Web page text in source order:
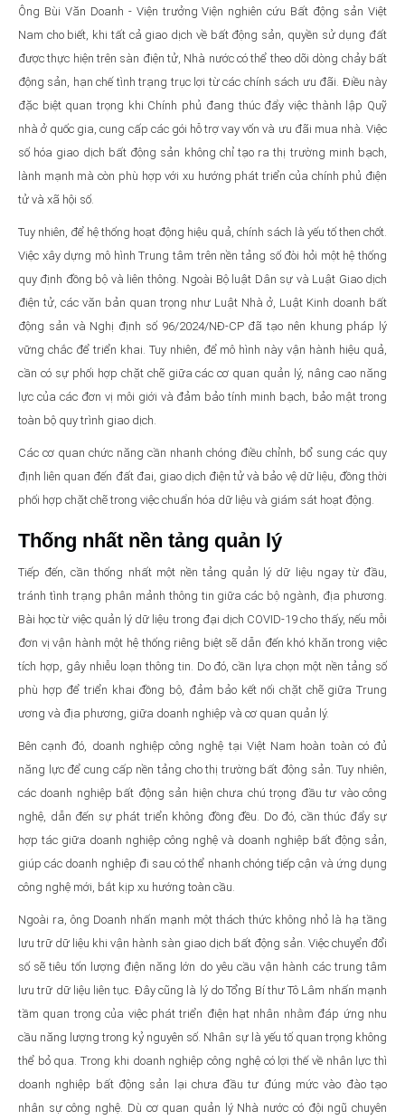
Ông Bùi Văn Doanh - Viện trưởng Viện nghiên cứu Bất động sản Việt
Nam cho biết, khi tất cả giao dịch về bất động sản, quyền sử dụng đất
được thực hiện trên sàn điện tử, Nhà nước có thể theo dõi dòng chảy bất
động sản, hạn chế tình trạng trục lợi từ các chính sách ưu đãi. Điều này
đặc biệt quan trọng khi Chính phủ đang thúc đẩy việc thành lập Quỹ
nhà ở quốc gia, cung cấp các gói hỗ trợ vay vốn và ưu đãi mua nhà. Việc
số hóa giao dịch bất động sản không chỉ tạo ra thị trường minh bạch,
lành mạnh mà còn phù hợp với xu hướng phát triển của chính phủ điện
tử và xã hội số.
Tuy nhiên, để hệ thống hoạt động hiệu quả, chính sách là yếu tố then chốt.
Việc xây dựng mô hình Trung tâm trên nền tảng số đòi hỏi một hệ thống
quy định đồng bộ và liên thông. Ngoài Bộ luật Dân sự và Luật Giao dịch
điện tử, các văn bản quan trọng như Luật Nhà ở, Luật Kinh doanh bất
động sản và Nghị định số 96/2024/NĐ-CP đã tạo nên khung pháp lý
vững chắc để triển khai. Tuy nhiên, để mô hình này vận hành hiệu quả,
cần có sự phối hợp chặt chẽ giữa các cơ quan quản lý, nâng cao năng
lực của các đơn vị môi giới và đảm bảo tính minh bạch, bảo mật trong
toàn bộ quy trình giao dịch.
Các cơ quan chức năng cần nhanh chóng điều chỉnh, bổ sung các quy
định liên quan đến đất đai, giao dịch điện tử và bảo vệ dữ liệu, đồng thời
phối hợp chặt chẽ trong việc chuẩn hóa dữ liệu và giám sát hoạt động.
Thống nhất nền tảng quản lý
Tiếp đến, cần thống nhất một nền tảng quản lý dữ liệu ngay từ đầu,
tránh tình trạng phân mảnh thông tin giữa các bộ ngành, địa phương.
Bài học từ việc quản lý dữ liệu trong đại dịch COVID-19 cho thấy, nếu mỗi
đơn vị vận hành một hệ thống riêng biệt sẽ dẫn đến khó khăn trong việc
tích hợp, gây nhiễu loạn thông tin. Do đó, cần lựa chọn một nền tảng số
phù hợp để triển khai đồng bộ, đảm bảo kết nối chặt chẽ giữa Trung
ương và địa phương, giữa doanh nghiệp và cơ quan quản lý.
Bên cạnh đó, doanh nghiệp công nghệ tại Việt Nam hoàn toàn có đủ
năng lực để cung cấp nền tảng cho thị trường bất động sản. Tuy nhiên,
các doanh nghiệp bất động sản hiện chưa chú trọng đầu tư vào công
nghệ, dẫn đến sự phát triển không đồng đều. Do đó, cần thúc đẩy sự
hợp tác giữa doanh nghiệp công nghệ và doanh nghiệp bất động sản,
giúp các doanh nghiệp đi sau có thể nhanh chóng tiếp cận và ứng dụng
công nghệ mới, bắt kịp xu hướng toàn cầu.
Ngoài ra, ông Doanh nhấn mạnh một thách thức không nhỏ là hạ tầng
lưu trữ dữ liệu khi vận hành sàn giao dịch bất động sản. Việc chuyển đổi
số sẽ tiêu tốn lượng điện năng lớn do yêu cầu vận hành các trung tâm
lưu trữ dữ liệu liên tục. Đây cũng là lý do Tổng Bí thư Tô Lâm nhấn mạnh
tầm quan trọng của việc phát triển điện hạt nhân nhằm đáp ứng nhu
cầu năng lượng trong kỷ nguyên số. Nhân sự là yếu tố quan trọng không
thể bỏ qua. Trong khi doanh nghiệp công nghệ có lợi thế về nhân lực thì
doanh nghiệp bất động sản lại chưa đầu tư đúng mức vào đào tạo
nhân sự công nghệ. Dù cơ quan quản lý Nhà nước có đội ngũ chuyên